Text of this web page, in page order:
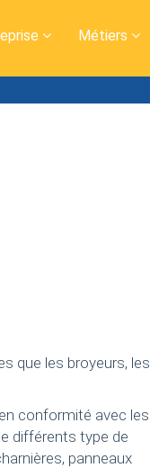
Métiers
que les broyeurs, les
conformité avec les
différents type de
panneaux